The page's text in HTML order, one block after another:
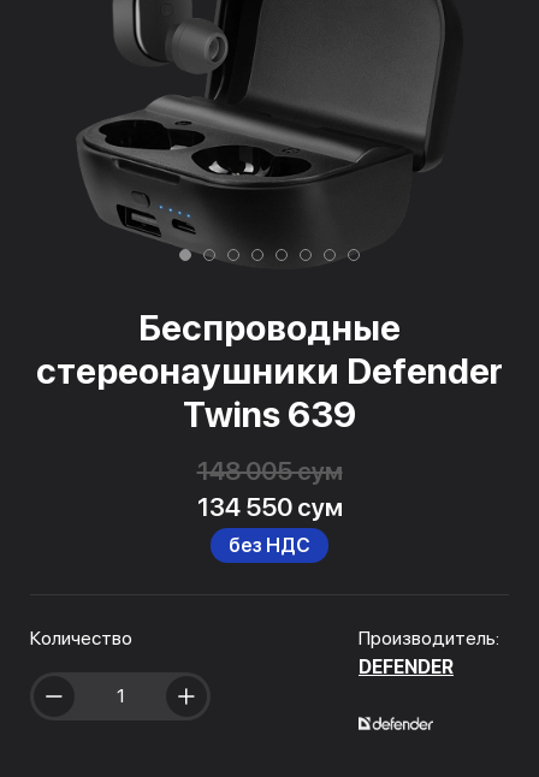
Беспроводные
стереонаушники Defender
Twins 639
148 005 сум
134 550 сум
без НДС
Количество
Производитель:
DEFENDER